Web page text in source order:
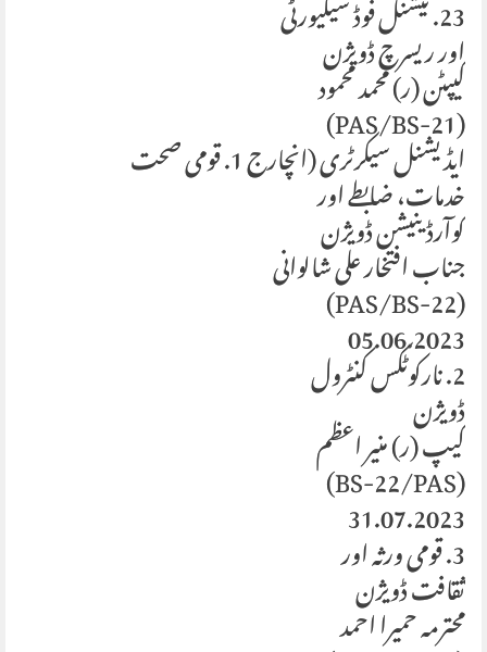
23. نیشنل فوڈ سیکیورٹی
اور ریسرچ ڈویژن
کیپٹن (ر) محمد محمود
(PAS/BS-21)ایڈیشنل سیکرٹری (انچارج 1. قومی صحت
خدمات، ضابطے اور
کوآرڈینیشن ڈویژن
جناب افتخار علی شالوانی
(PAS/BS-22)
05.06.2023
2. نارکوٹکس کنٹرول
ڈویژن
کیپ (ر) منیر اعظم
(BS-22/PAS)
31.07.2023
3. قومی ورثہ اور
ثقافت ڈویژن
محترمہ حمیرا احمد